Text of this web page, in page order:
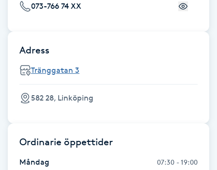
Hollywood Peel
Hot yoga
Hudföryngring
Huduppstramning
Hudvård
073-766 74 XX
Adress
Tränggatan 3
582 28, Linköping
Ordinarie öppettider
Måndag 07:30 - 19:00